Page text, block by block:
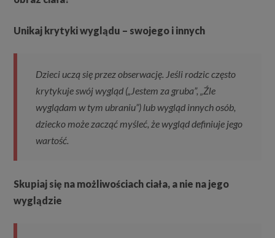
Unikaj krytyki wyglądu – swojego i innych
Dzieci uczą się przez obserwację. Jeśli rodzic często
krytykuje swój wygląd („Jestem za gruba”, „Źle
wyglądam w tym ubraniu”) lub wygląd innych osób,
dziecko może zacząć myśleć, że wygląd definiuje jego
wartość.
Skupiaj się na możliwościach ciała, a nie na jego
wyglądzie